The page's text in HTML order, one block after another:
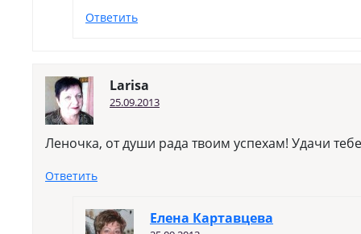
Ответить
Larisa
25.09.2013
Леночка, от души рада твоим успехам! Удачи
Ответить
Елена Картавцева